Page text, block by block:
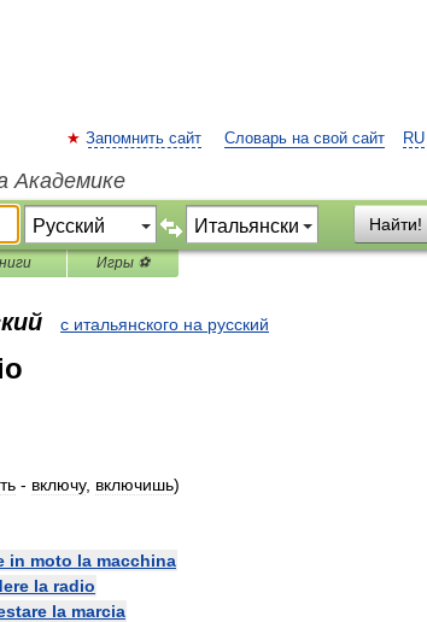
RU
Запомнить сайт Словарь на свой сайт
Академике
Найти!
Игры ⚽
с итальянского на русский
- включу, включишь)
in moto la macchina
la radio
la marcia